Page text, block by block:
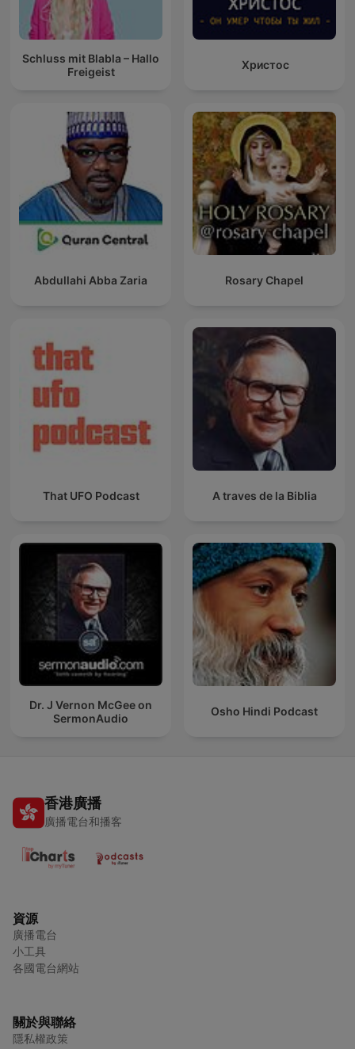
Schluss mit Blabla – Hallo
Freigeist
Христос
Abdullahi Abba Zaria Rosary Chapel
That UFO Podcast A traves de la Biblia
Dr. J Vernon McGee on
SermonAudio
Osho Hindi Podcast
香港廣播
廣播電台和播客
資源
廣播電台
小工具
各國電台網站
關於與聯絡
隱私權政策